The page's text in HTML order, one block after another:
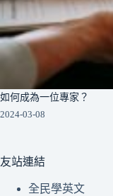
如何成為一位專家？
2024-03-08
友站連結
全民學英文